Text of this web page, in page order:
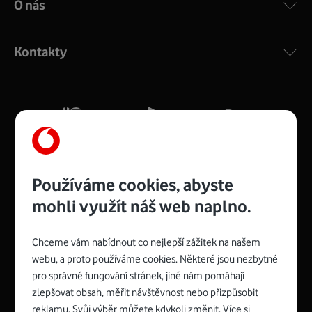
COMPAL CH7465VF
silný signál pro celou domácnost. Kompaktní rozměry 21
Více o COMPAL CH7465VF
Zyxel VMG8623-T50B:
Rozměry modemu jsou 16 x 22 x 7,5 cm (včetně stojánku)
Spojte se s Vodafonem
O nás
Kontakty
Používáme cookies, abyste
mohli využít náš web naplno.
Chceme vám nabídnout co nejlepší zážitek na našem
webu, a proto používáme cookies. Některé jsou nezbytné
pro správné fungování stránek, jiné nám pomáhají
zlepšovat obsah, měřit návštěvnost nebo přizpůsobit
reklamu. Svůj výběr můžete kdykoli změnit. Více si